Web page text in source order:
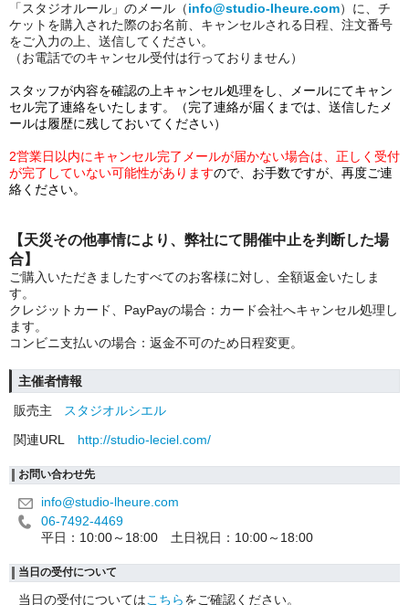
「スタジオルール」のメール（info@studio-lheure.com）に、チ
ケットを購入された際のお名前、キャンセルされる日程、注文番号
をご入力の上、送信してください。
（お電話でのキャンセル受付は行っておりません）
スタッフが内容を確認の上キャンセル処理をし、メールにてキャン
セル完了連絡をいたします。（完了連絡が届くまでは、送信したメ
ールは履歴に残しておいてください）
2営業日以内にキャンセル完了メールが届かない場合は、正しく受付
が完了していない可能性がありますので、お手数ですが、再度ご連
絡ください。
【天災その他事情により、弊社にて開催中止を判断した場
合】
ご購入いただきましたすべてのお客様に対し、全額返金いたしま
す。
クレジットカード、PayPayの場合：カード会社へキャンセル処理し
ます。
コンビニ支払いの場合：返金不可のため日程変更。
主催者情報
販売主
スタジオルシエル
関連URL
http://studio-leciel.com/
お問い合わせ先
info@studio-lheure.com
06-7492-4469
平日：10:00～18:00 土日祝日：10:00～18:00
当日の受付について
当日の受付についてはこちらをご確認ください。